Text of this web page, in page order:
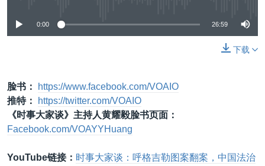
0:00 26:59
下载
脸书：
https://www.facebook.com/VOAIO
推特：
https://twitter.com/VOAIO
《时事大家谈》主持人黄耀毅脸书页面：
Facebook.com/VOAYYHuang
YouTube链接： 时事大家谈：呼格吉勒图案翻案，中国法治